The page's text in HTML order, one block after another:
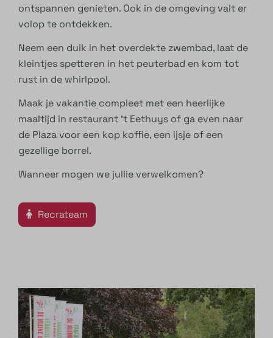
ontspannen genieten. Ook in de omgeving valt er
volop te ontdekken.
Neem een duik in het overdekte zwembad, laat de
kleintjes spetteren in het peuterbad en kom tot
rust in de whirlpool.
Maak je vakantie compleet met een heerlijke
maaltijd in restaurant ’t Eethuys of ga even naar
de Plaza voor een kop koffie, een ijsje of een
gezellige borrel.
Wanneer mogen we jullie verwelkomen?
Recrateam